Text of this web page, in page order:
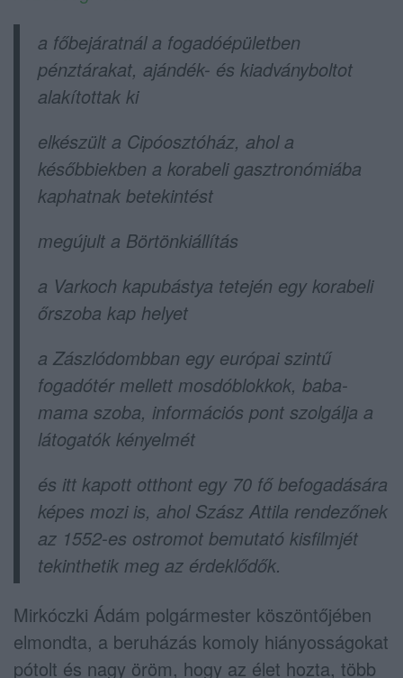
a főbejáratnál a fogadóépületben
pénztárakat, ajándék- és kiadványboltot
alakítottak ki
elkészült a Cipóosztóház, ahol a
későbbiekben a korabeli gasztronómiába
kaphatnak betekintést
megújult a Börtönkiállítás
a Varkoch kapubástya tetején egy korabeli
őrszoba kap helyet
a Zászlódombban egy európai szintű
fogadótér mellett mosdóblokkok, baba-
mama szoba, információs pont szolgálja a
látogatók kényelmét
és itt kapott otthont egy 70 fő befogadására
képes mozi is, ahol Szász Attila rendezőnek
az 1552-es ostromot bemutató kisfilmjét
tekinthetik meg az érdeklődők.
Mirkóczki Ádám polgármester köszöntőjében
elmondta, a beruházás komoly hiányosságokat
pótolt és nagy öröm, hogy az élet hozta, több